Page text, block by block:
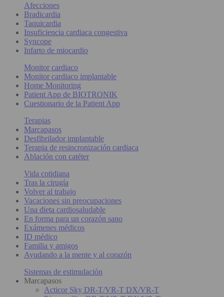
Afecciones
Bradicardia
Taquicardia
Insuficiencia cardiaca congestiva
Syncope
Infarto de miocardio
Monitor cardiaco
Monitor cardiaco implantable
Home Monitoring
Patient App de BIOTRONIK
Cuestionario de la Patient App
Terapias
Marcapasos
Desfibrilador implantable
Terapia de resincronización cardiaca
Ablación con catéter
Vida cotidiana
Tras la cirugía
Volver al trabajo
Vacaciones sin preocupaciones
Una dieta cardiosaludable
En forma para un corazón sano
Exámenes médicos
ID médico
Familia y amigos
Ayudando a la mente y al corazón
Sistemas de estimulación
Marcapasos
Acticor Sky DR-T/VR-T DX/VR-T